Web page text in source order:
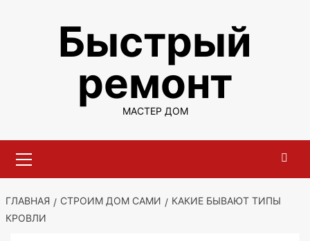
содержимомуБыстрый
ремонт
МАСТЕР ДОМ
меню
ГЛАВНАЯ СТРОИМ ДОМ САМИ
КАКИЕ БЫВАЮТ ТИПЫ
КРОВЛИ